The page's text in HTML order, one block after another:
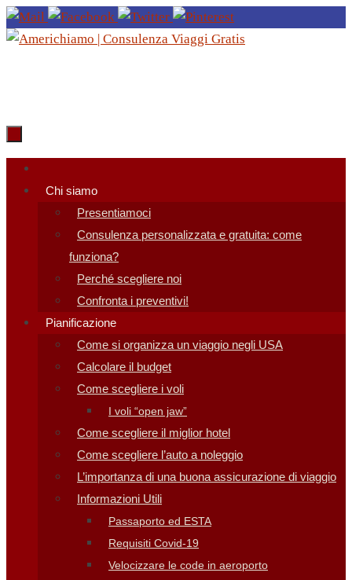
Salta
al
Salta
contenuto
Chi siamo
Presentiamoci
Consulenza personalizzata e gratuita: come
funziona?
Perché scegliere noi
Confronta i preventivi!
Pianificazione
Come si organizza un viaggio negli USA
Calcolare il budget
Come scegliere i voli
I voli “open jaw”
Come scegliere il miglior hotel
Come scegliere l’auto a noleggio
L’importanza di una buona assicurazione di viaggio
Informazioni Utili
Passaporto ed ESTA
Requisiti Covid-19
Velocizzare le code in aeroporto